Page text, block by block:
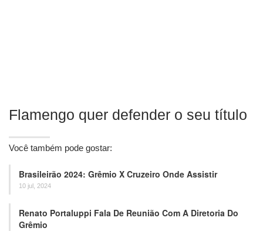
Flamengo quer defender o seu título
Você também pode gostar:
Brasileirão 2024: Grêmio X Cruzeiro Onde Assistir
10 jul, 2024
Renato Portaluppi Fala De Reunião Com A Diretoria Do
Grêmio